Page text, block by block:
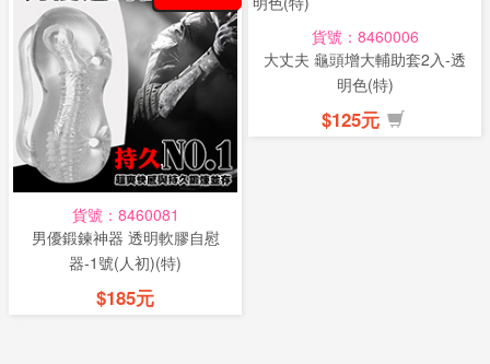
貨號：8460081
男優鍛鍊神器 透明軟膠自慰
器-1號(人初)(特)
$185元
貨號：8460006
大丈夫 龜頭增大輔助套2入-透
明色(特)
$125元